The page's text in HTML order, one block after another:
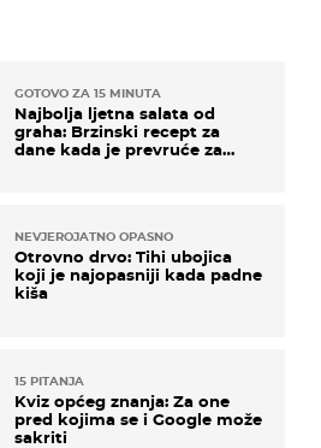
GOTOVO ZA 15 MINUTA
Najbolja ljetna salata od
graha: Brzinski recept za
dane kada je prevruće za
NEVJEROJATNO OPASNO
Otrovno drvo: Tihi ubojica
koji je najopasniji kada padne
kiša
15 PITANJA
Kviz općeg znanja: Za one
pred kojima se i Google može
sakriti